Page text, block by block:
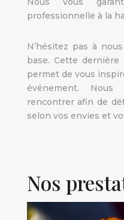
professionnelle à la
N’hésitez pas à
base. Cette dernière
permet de vous
événement.
rencontrer afin de
selon vos envies et
Nos